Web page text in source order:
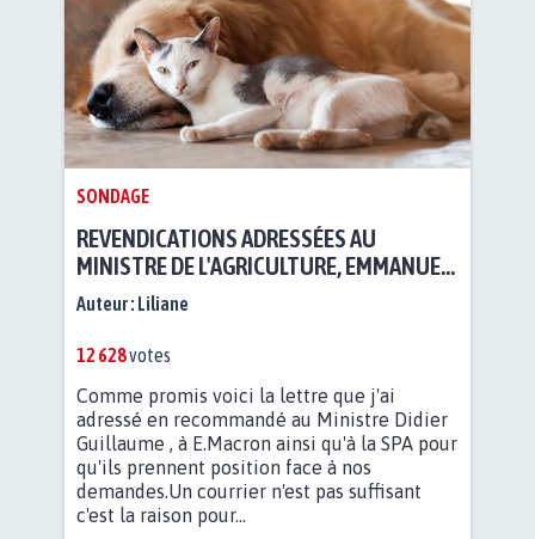
SONDAGE
REVENDICATIONS ADRESSÉES AU
MINISTRE DE L'AGRICULTURE, EMMANUEL
MACRON, SPA . EST -CE QUE VOUS ÊTES
Auteur : Liliane
12 628votes
Comme promis voici la lettre que j'ai
adressé en recommandé au Ministre Didier
Guillaume , à E.Macron ainsi qu'à la SPA pour
qu'ils prennent position face à nos
demandes.Un courrier n'est pas suffisant
c'est la raison pour...